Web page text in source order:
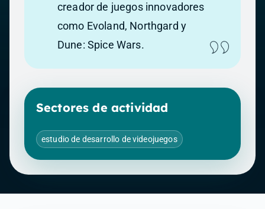
creador de juegos innovadores
como Evoland, Northgard y
Dune: Spice Wars.
Sectores de actividad
estudio de desarrollo de videojuegos